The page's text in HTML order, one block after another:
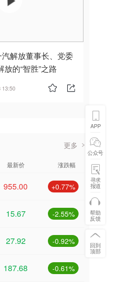
汽解放董事长、党委
的“智胜”之路
13:50
更多
最新价 涨跌幅
955.00 +0.77%
15.67 -2.55%
27.92 -0.92%
187.68 -0.61%
APP
公众号
寻求
报道
帮助
反馈
回到
顶部